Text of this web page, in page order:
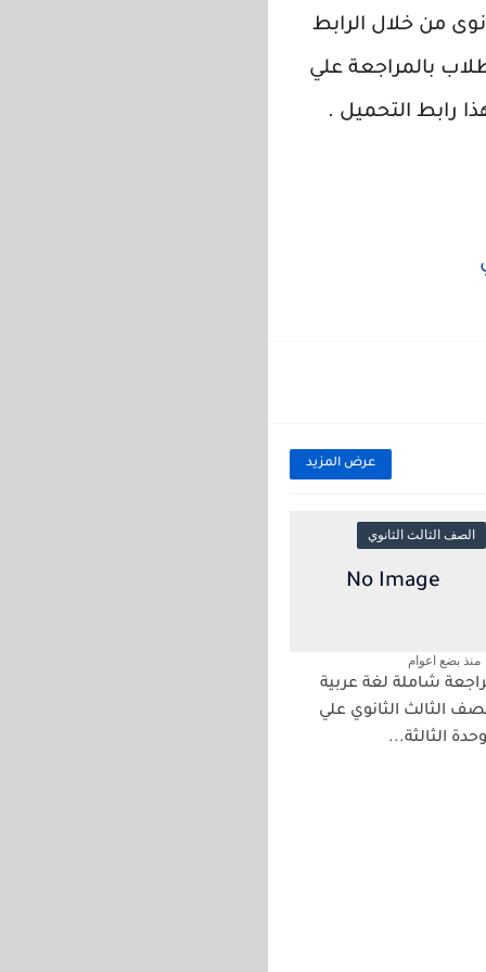
من خلال الرابط
بالمراجعة علي
رابط التحميل .
عرض المزيد
الصف الثالث الثانوي
منذ بضع اعوام
شاملة لغة عربية
الثالث الثانوي علي
الثالثة...